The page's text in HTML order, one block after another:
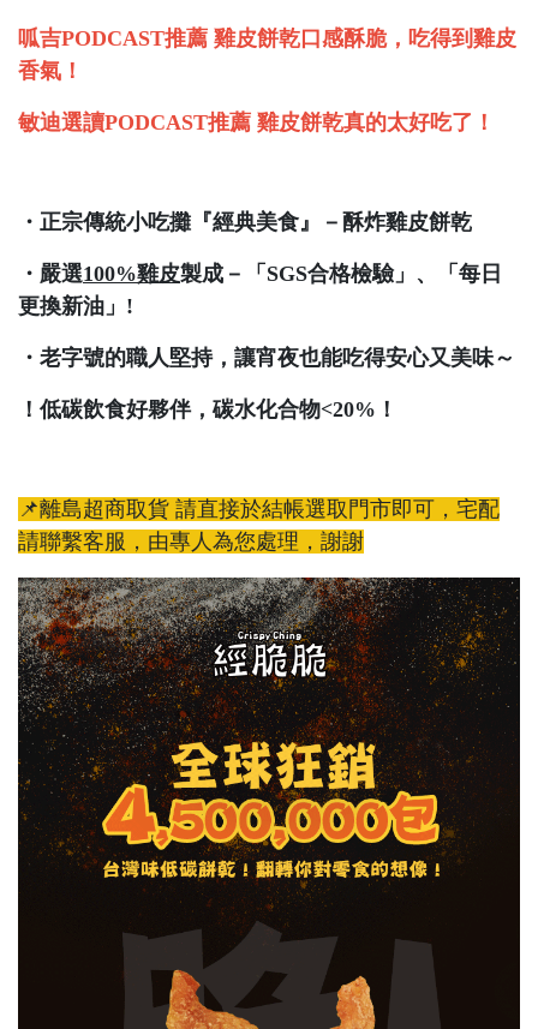
呱吉PODCAST推薦 雞皮餅乾口感酥脆，吃得到雞皮
香氣！
敏迪選讀PODCAST推薦 雞皮餅乾真的太好吃了！
・正宗傳統小吃攤『經典美食』－酥炸雞皮餅乾
・嚴選100%雞皮製成－「SGS合格檢驗」、「每日
更換新油」!
・老字號的職人堅持，讓宵夜也能吃得安心又美味～
！低碳飲食好夥伴，碳水化合物<20%！
📌離島超商取貨 請直接於結帳選取門市即可，宅配
請聯繫客服，由專人為您處理，謝謝